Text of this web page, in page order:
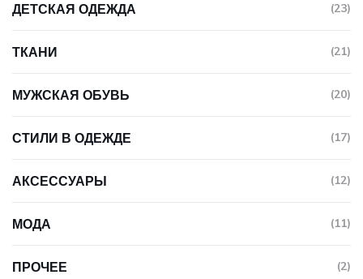
ДЕТСКАЯ ОДЕЖДА (23)
ТКАНИ (21)
МУЖСКАЯ ОБУВЬ (20)
СТИЛИ В ОДЕЖДЕ (17)
АКСЕССУАРЫ (12)
МОДА (11)
ПРОЧЕЕ (2)